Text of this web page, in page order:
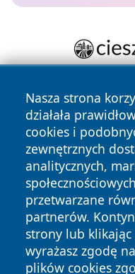
Nasza strona
działała
cookies i
zewnętrznych
analitycznych,
przetwarzane
partnerów.
strony lub klikając
wyrażasz zgodę
plików cookies
Copyright © 2026
zastrzeżone.
News Autorzy